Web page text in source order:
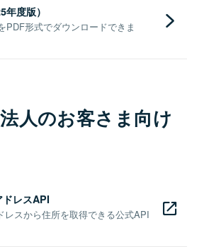
度版）
PDF形式でダウンロードできま
人のお客さま向け
レスAPI
レスから住所を取得できる公式API